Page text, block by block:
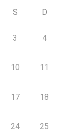
S D
3 4
10 11
17 18
24 25